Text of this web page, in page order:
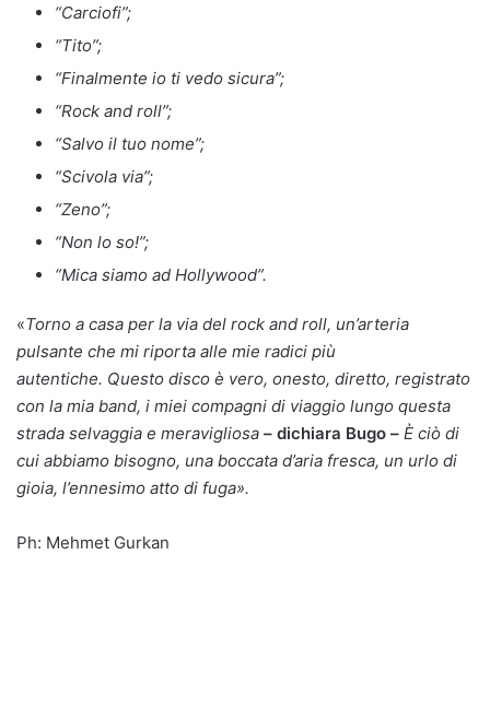
“Carciofi”;
“Tito”;
“Finalmente io ti vedo sicura”;
“Rock and roll”;
“Salvo il tuo nome”;
“Scivola via”;
“Zeno”;
“Non lo so!”;
“Mica siamo ad Hollywood”.
«Torno a casa per la via del rock and roll, un’arteria
pulsante che mi riporta alle mie radici più
autentiche. Questo disco è vero, onesto, diretto, registrato
con la mia band, i miei compagni di viaggio lungo questa
strada selvaggia e meravigliosa – dichiara Bugo – È ciò di
cui abbiamo bisogno, una boccata d’aria fresca, un urlo di
gioia, l’ennesimo atto di fuga».
Ph: Mehmet Gurkan